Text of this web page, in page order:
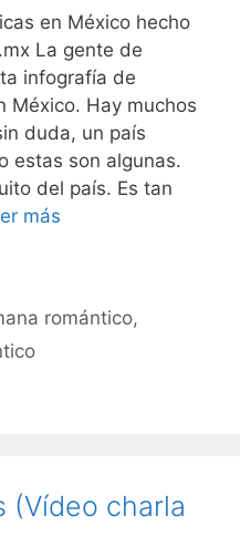
en México hecho
La gente de
infografía de
México. Hay muchos
duda, un país
estas son algunas.
del país. Es tan
más
romántico,
(Vídeo charla